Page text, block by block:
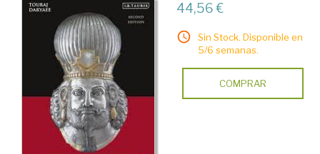
44,56 €
Sin Stock. Disponible en
5/6 semanas.
COMPRAR